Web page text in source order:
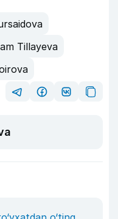
Tillayeva